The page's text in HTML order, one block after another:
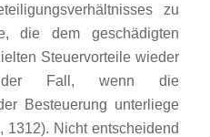
zu
die dem geschädigten
Steuervorteile wieder
Fall, wenn die
Besteuerung unterliege
1312). Nicht entscheidend